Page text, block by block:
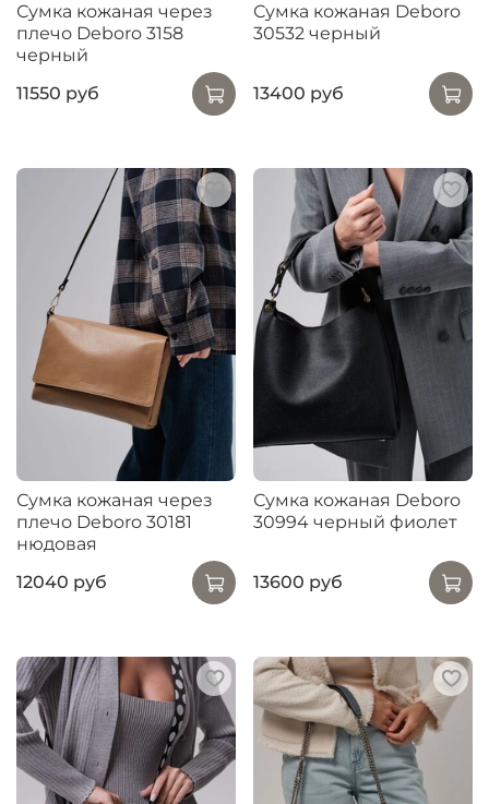
Сумка кожаная через
плечо Deboro 3158
черный
11550 руб
Сумка кожаная Deboro
30532 черный
13400 руб
Сумка кожаная через
плечо Deboro 30181
нюдовая
12040 руб
Сумка кожаная Deboro
30994 черный фиолет
13600 руб